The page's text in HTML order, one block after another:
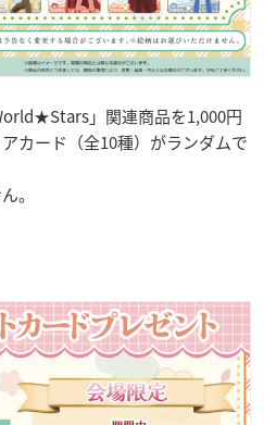
」関連商品を1,000円
カード（全10種）がランダムで
。